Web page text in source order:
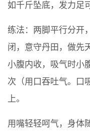
如千斤坠底，发力足
练法：两脚平行分开
闭，意守丹田，做先
小腹内收，吸气时小
次（用口吞吐气。口
上。
用嘴轻轻呵气，身体